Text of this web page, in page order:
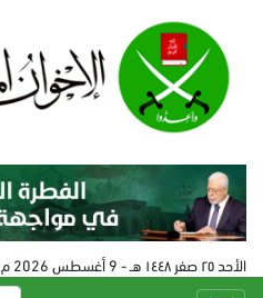
الأحد ٢٥ صفر ١٤٤٨ هـ - 9 أغسطس 2026 م - الساعة 06:50 م